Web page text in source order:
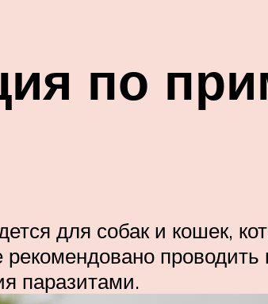
по
для собак и кошек,
паразитами.